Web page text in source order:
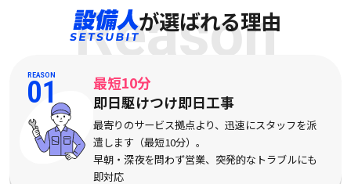
Reason
が選ばれる理由
REASON
01
最短10分
即日駆けつけ即日工事
最寄りのサービス拠点より、迅速にスタッフを派
遣します（最短10分）。
早朝・深夜を問わず営業、突発的なトラブルにも
即対応